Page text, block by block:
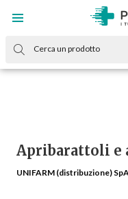
Apribarattoli
UNIFARM (distribuzione)